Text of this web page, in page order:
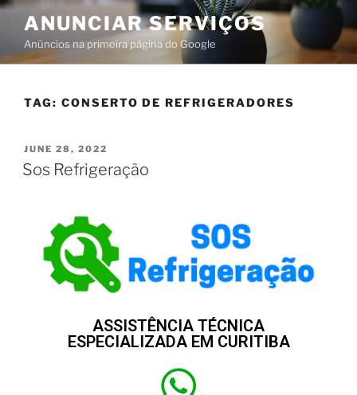
ANUNCIAR SERVIÇOS
Anúncios na primeira página do Google
TAG: CONSERTO DE REFRIGERADORES
JUNE 28, 2022
Sos Refrigeração
ASSISTÊNCIA TÉCNICA
ESPECIALIZADA EM CURITIBA